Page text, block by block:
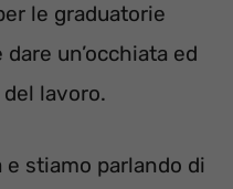
le graduatorie
un’occhiata ed
lavoro.
stiamo parlando di